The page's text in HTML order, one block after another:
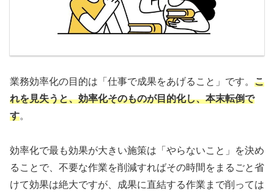
業務効率化の目的は「仕事で成果をあげること」です。 こ
れを見失うと、効率化そのものが目的化し、本末転倒で
す。
効率化で最も効果が大きい施策は「やらないこと」を決め
ることで、不要な作業を削減すればその時間をまるごと省
けて効果は絶大ですが、成果に直結する作業まで削っては